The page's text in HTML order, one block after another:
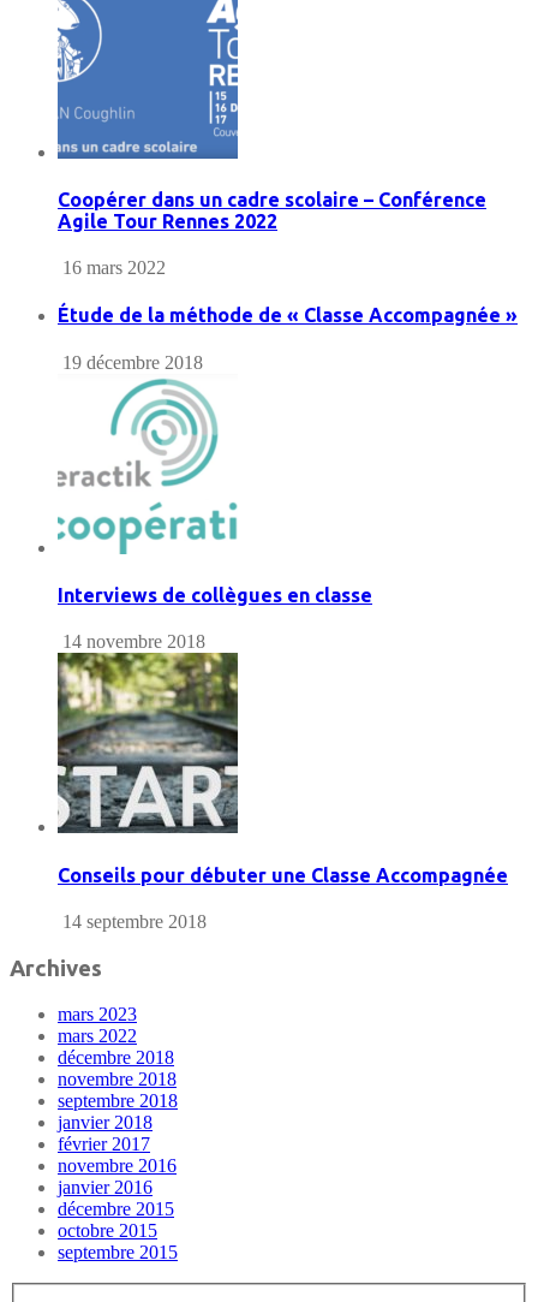
Coopérer dans un cadre scolaire – Conférence
Agile Tour Rennes 2022
16 mars 2022
Étude de la méthode de « Classe Accompagnée »
19 décembre 2018
Interviews de collègues en classe
14 novembre 2018
Conseils pour débuter une Classe Accompagnée
14 septembre 2018
Archives
mars 2023
mars 2022
décembre 2018
novembre 2018
septembre 2018
janvier 2018
février 2017
novembre 2016
janvier 2016
décembre 2015
octobre 2015
septembre 2015